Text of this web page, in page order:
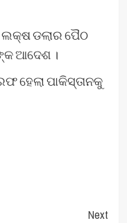
ଡଲାର ପୈଠ
ଆଦେଶ ।
ହେଲା ପାକିସ୍ତାନକୁ
Next